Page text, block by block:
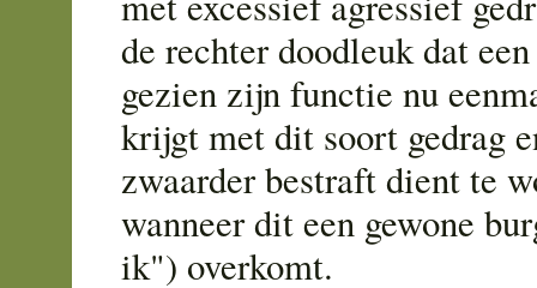
de rechter doodleuk dat
gezien zijn functie nu
krijgt met dit soort gedrag
zwaarder bestraft dient te
wanneer dit een gewone
ik") overkomt.